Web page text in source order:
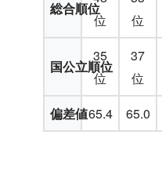
総合順位
位
位
国公立順位
35
位
37
位
偏差値65.4 65.0